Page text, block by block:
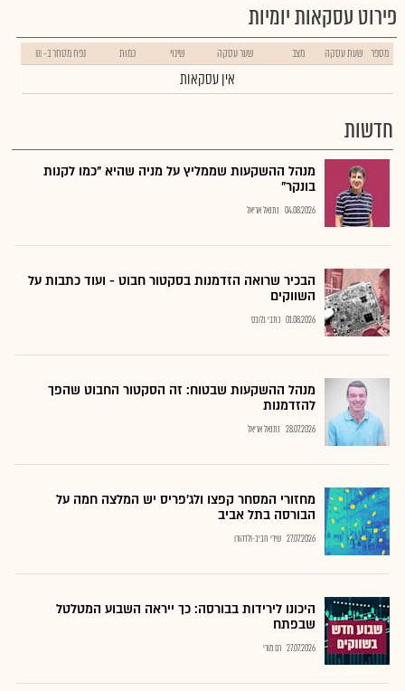
פירוט עסקאות יומיות
מספר שעת עסקה מצב שער עסקה שינוי כמות נפח מסחר ב- ₪
אין עסקאות
חדשות
מנהל ההשקעות שממליץ על מניה שהיא "כמו לקנות
בונקר"
04.08.2026 נתנאל אריאל
הבכיר שרואה הזדמנות בסקטור חבוט - ועוד כתבות על
השווקים
01.08.2026 כתבי גלובס
מנהל ההשקעות שבטוח: זה הסקטור החבוט שהפך
להזדמנות
28.07.2026 נתנאל אריאל
מחזורי המסחר קפצו ולג'פריס יש המלצה חמה על
הבורסה בתל אביב
27.07.2026 שירי חביב-ולדהורן
היכונו לירידות בבורסה: כך ייראה השבוע המטלטל
שבפתח
27.07.2026 רם מורי